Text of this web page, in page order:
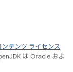
ンテンツ ライセンス
は Oracle およ